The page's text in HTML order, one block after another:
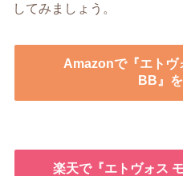
してみましょう。
Amazonで『エトヴ
BB』
楽天で『エトヴォス